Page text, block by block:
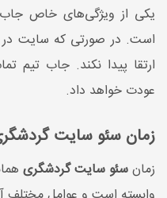
یکی از ویژگی‌های خاص جاب
است. در صورتی که سایت در
ارتقا پیدا نکند. جاب تیم
عودت خواهد داد.
زمان سئو سایت
زمانسئو سایت گردشگری